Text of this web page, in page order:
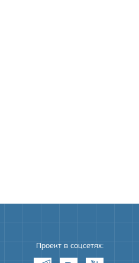
Проект в соцсетях: